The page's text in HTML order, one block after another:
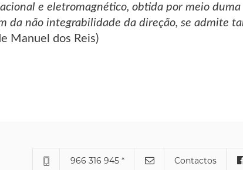
e eletromagnético, obtida por meio duma
da não integrabilidade da direção, se admite
Manuel dos Reis)
966 316 945 * Contactos